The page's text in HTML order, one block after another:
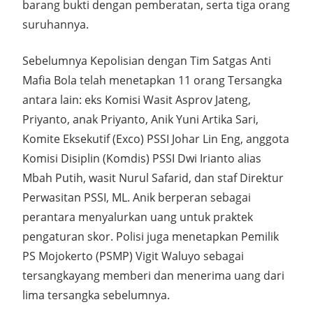
barang bukti dengan pemberatan, serta tiga orang
suruhannya.
Sebelumnya Kepolisian dengan Tim Satgas Anti
Mafia Bola telah menetapkan 11 orang Tersangka
antara lain: eks Komisi Wasit Asprov Jateng,
Priyanto, anak Priyanto, Anik Yuni Artika Sari,
Komite Eksekutif (Exco) PSSI Johar Lin Eng, anggota
Komisi Disiplin (Komdis) PSSI Dwi Irianto alias
Mbah Putih, wasit Nurul Safarid, dan staf Direktur
Perwasitan PSSI, ML. Anik berperan sebagai
perantara menyalurkan uang untuk praktek
pengaturan skor. Polisi juga menetapkan Pemilik
PS Mojokerto (PSMP) Vigit Waluyo sebagai
tersangkayang memberi dan menerima uang dari
lima tersangka sebelumnya.